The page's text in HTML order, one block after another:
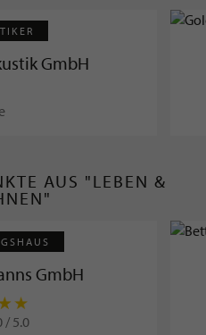
GmbH
AUS "LEBEN &
GmbH
/ 5.0